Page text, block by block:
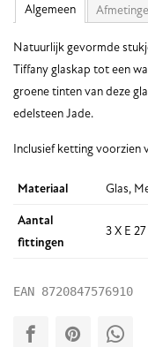
Algemeen
Natuurlijk gevormde
Tiffany glaskap tot een
groene tinten van deze
edelsteen Jade.
Inclusief ketting voorzien
Materiaal Glas,
Aantal
fittingen
3 X E
EAN 8720847576910